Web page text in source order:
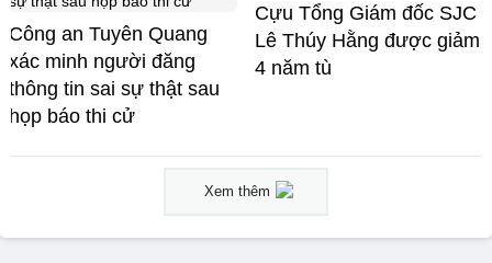
Công an Tuyên Quang
xác minh người đăng
thông tin sai sự thật sau
họp báo thi cử
Cựu Tổng Giám đốc SJC
Lê Thúy Hằng được giảm
4 năm tù
Xem thêm